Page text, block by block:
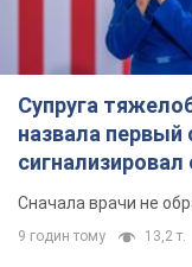
Супруга
назвала
сигнализировал
Сначала врачи не
9 годин тому 13,2 т.